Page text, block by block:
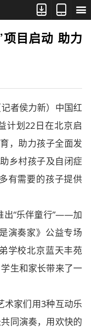



目启动 助力
者侯力新）中国红
计划22日在北京启
，助力孩子全面发
乡村孩子及自闭症
有需要的孩子提供
“乐伴童行”——加
演奏家》公益专场
学校北京蓝天丰苑
生和家长带来了一
家们用3种互动乐
同演奏，用欢快的